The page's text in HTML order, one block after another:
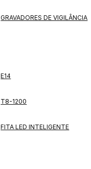
GRAVADORES DE VIGILÂNCIA
E14
T8-1200
FITA LED INTELIGENTE